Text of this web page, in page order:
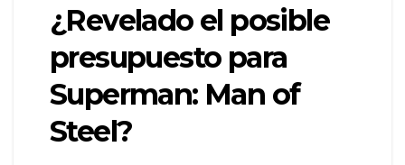
¿Revelado el posible
presupuesto para
Superman: Man of
Steel?